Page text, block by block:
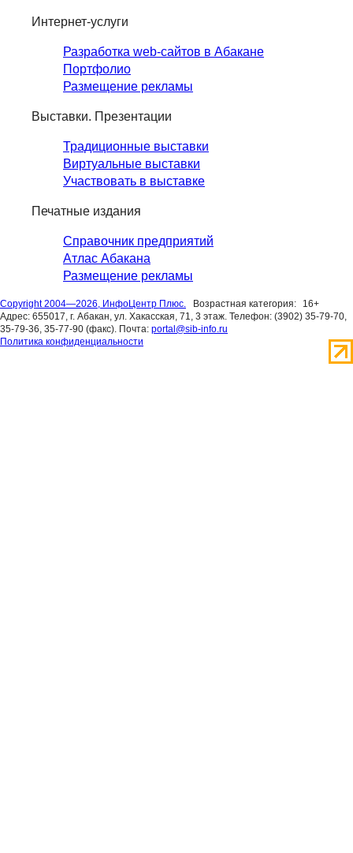
Интернет-услуги
Разработка web-сайтов в Абакане
Портфолио
Размещение рекламы
Выставки. Презентации
Традиционные выставки
Виртуальные выставки
Участвовать в выставке
Печатные издания
Справочник предприятий
Атлас Абакана
Размещение рекламы
Copyright 2004—2026, ИнфоЦентр Плюс. Возрастная категория:
16+
Адрес: 655017, г. Абакан, ул. Хакасская, 71, 3 этаж. Телефон: (3902) 35-79-70,
35-79-36, 35-77-90 (факс). Почта: portal@sib-info.ru
Политика конфиденциальности